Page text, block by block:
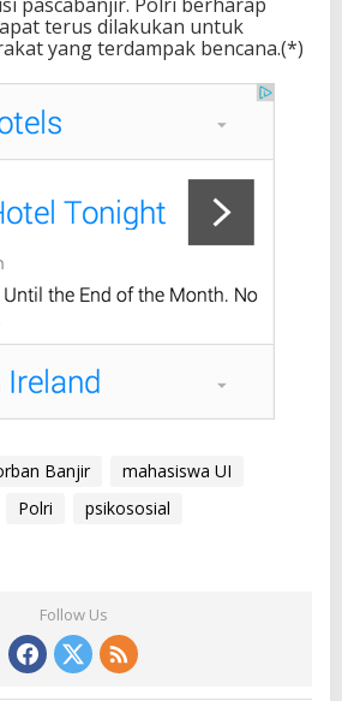
terus dilakukan untuk
yang terdampak bencana.(*)
Banjir
mahasiswa UI
Polri
psikososial
Follow Us